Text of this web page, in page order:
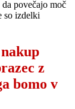
povečajo moč
so izdelki
z
bomo v